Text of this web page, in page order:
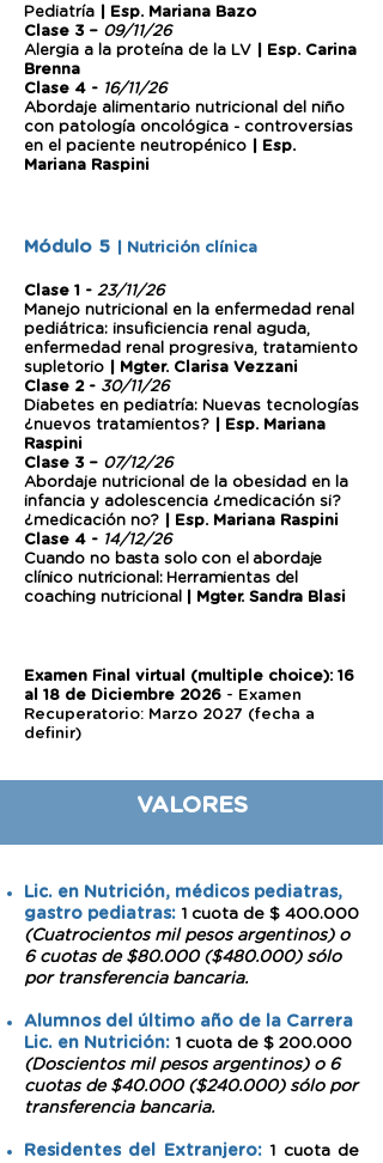
Pediatría
| Esp. Mariana Bazo
Clase 3 – 09/11/26
Alergia a la proteína de la LV
| Esp. Carina
Brenna
Clase 4 - 16/11/26
Abordaje alimentario nutricional del niño
con patología oncológica - controversias
en el paciente neutropénico
| Esp.
Mariana Raspini
Módulo 5 | Nutrición clínica
Clase 1 - 23/11/26
Manejo nutricional en la enfermedad renal
pediátrica: insuficiencia renal aguda,
enfermedad renal progresiva, tratamiento
supletorio
| Mgter. Clarisa Vezzani
Clase 2 - 30/11/26
Diabetes en pediatría: Nuevas tecnologías
¿nuevos tratamientos?
| Esp. Mariana
Raspini
Clase 3 – 07/12/26
Abordaje nutricional de la obesidad en la
infancia y adolescencia ¿medicación si?
¿medicación no?
| Esp. Mariana Raspini
Clase 4 - 14/12/26
Cuando no basta solo con el abordaje
clínico nutricional: Herramientas del
coaching nutricional
| Mgter. Sandra Blasi
Examen Final virtual (multiple choice): 16
al 18 de Diciembre 2026 - Examen
Recuperatorio: Marzo 2027 (fecha a
definir)
VALORES
Lic. en Nutrición, médicos pediatras,
gastro pediatras: 1 cuota de $ 400.000
(Cuatrocientos mil pesos argentinos) o
6 cuotas de $80.000 ($480.000) sólo
por transferencia bancaria.
Alumnos del último año de la Carrera
Lic. en Nutrición: 1 cuota de $ 200.000
(Doscientos mil pesos argentinos) o 6
cuotas de $40.000 ($240.000) sólo por
transferencia bancaria.
Residentes del Extranjero:1 cuota de